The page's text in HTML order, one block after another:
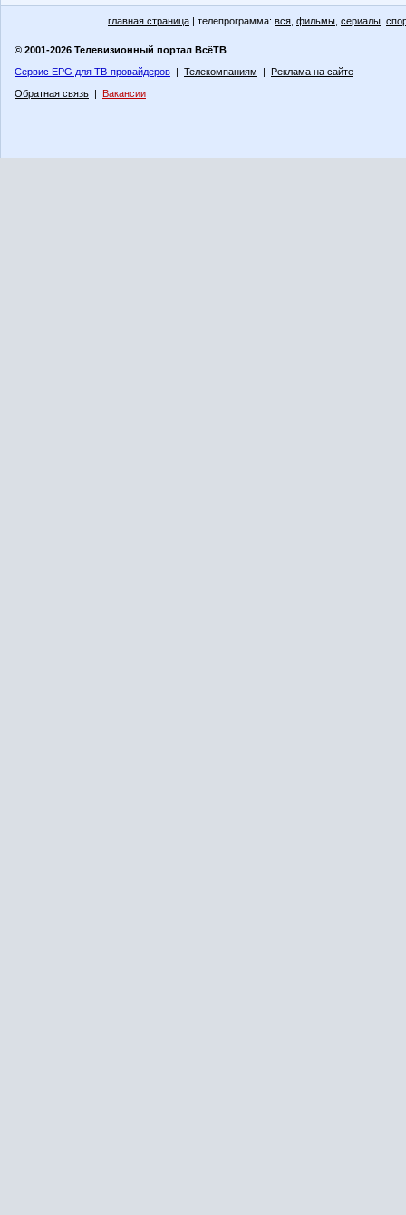
главная страница | телепрограмма: вся фильмы сериалы
© 2001-2026 Телевизионный портал ВсёТВ
Сервис EPG для ТВ-провайдеров | Телекомпаниям | Реклама на сайте
Обратная связь | Вакансии